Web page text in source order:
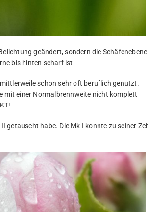
geändert, sondern die Schäfenebene!
bis hinten scharf ist.
schon sehr oft beruflich genutzt.
mit einer Normalbrennweite nicht komplett
getauscht habe. Die Mk I konnte zu seiner